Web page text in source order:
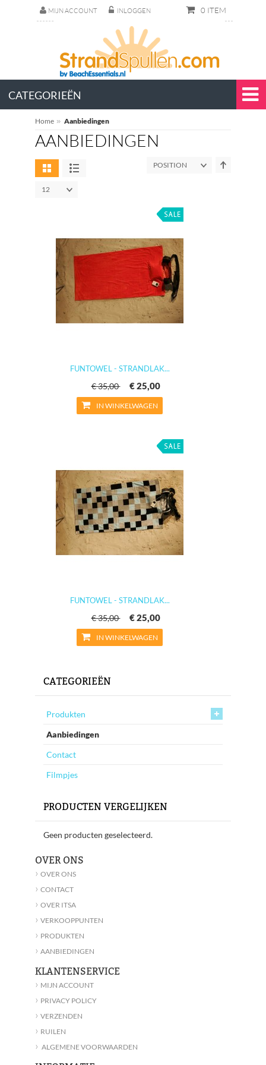
MIJN ACCOUNT INLOGGEN 0 ITEM
CATEGORIEËN
Home » Aanbiedingen
AANBIEDINGEN
POSITION
12
FUNTOWEL - STRANDLAK...
€ 35,00 € 25,00
IN WINKELWAGEN
FUNTOWEL - STRANDLAK...
€ 35,00 € 25,00
IN WINKELWAGEN
CATEGORIEËN
Produkten
Aanbiedingen
Contact
Filmpjes
PRODUCTEN VERGELIJKEN
Geen producten geselecteerd.
OVER ONS
› OVER ONS
› CONTACT
› OVER ITSA
› VERKOOPPUNTEN
› PRODUKTEN
› AANBIEDINGEN
KLANTENSERVICE
› MIJN ACCOUNT
› PRIVACY POLICY
› VERZENDEN
› RUILEN
› ALGEMENE VOORWAARDEN